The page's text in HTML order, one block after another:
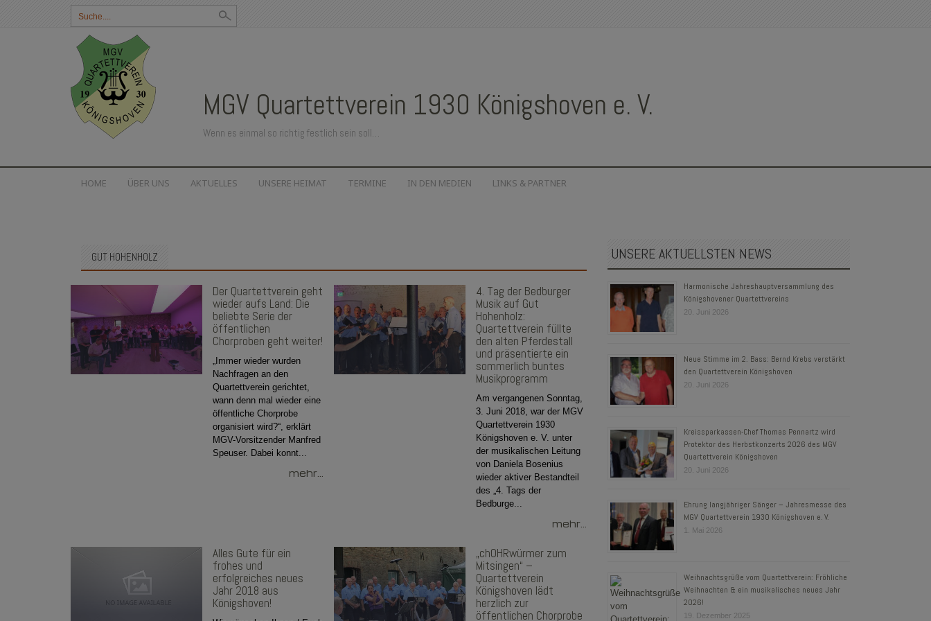
Suchbegriff
eingeben:
MGV Quartettverein 1930 Königshoven e. V.
Wenn es einmal so richtig festlich sein soll…
SKIP
HOME ÜBER UNS AKTUELLES UNSERE HEIMAT TERMINE IN DEN MEDIEN LINKS & PARTNER
GUT HOHENHOLZ
Der Quartettverein geht
wieder aufs Land: Die
beliebte Serie der
öffentlichen
Chorproben geht weiter!
„Immer wieder wurden
Nachfragen an den
Quartettverein gerichtet,
wann denn mal wieder eine
öffentliche Chorprobe
organisiert wird?“, erklärt
MGV-Vorsitzender Manfred
Speuser. Dabei konnt...
mehr...
4. Tag der Bedburger
Musik auf Gut
Hohenholz:
Quartettverein füllte
den alten Pferdestall
und präsentierte ein
sommerlich buntes
Musikprogramm
Am vergangenen Sonntag,
3. Juni 2018, war der MGV
Quartettverein 1930
Königshoven e. V. unter
der musikalischen Leitung
von Daniela Bosenius
wieder aktiver Bestandteil
des „4. Tags der
Bedburge...
mehr...
Alles Gute für ein
frohes und
erfolgreiches neues
Jahr 2018 aus
Königshoven!
„chOHRwürmer zum
Mitsingen“ –
Quartettverein
Königshoven lädt
herzlich zur
öffentlichen Chorprobe
UNSERE AKTUELLSTEN NEWS
Harmonische Jahreshauptversammlung des
Königshovener Quartettvereins
20. Juni 2026
Neue Stimme im 2. Bass: Bernd Krebs verstärkt
den Quartettverein Königshoven
20. Juni 2026
Kreissparkassen-Chef Thomas Pennartz wird
Protektor des Herbstkonzerts 2026 des MGV
Quartettverein Königshoven
20. Juni 2026
Ehrung langjähriger Sänger – Jahresmesse des
MGV Quartettverein 1930 Königshoven e. V.
1. Mai 2026
Weihnachtsgrüße vom Quartettverein: Fröhliche
Weihnachten & ein musikalisches neues Jahr
2026!
19. Dezember 2025